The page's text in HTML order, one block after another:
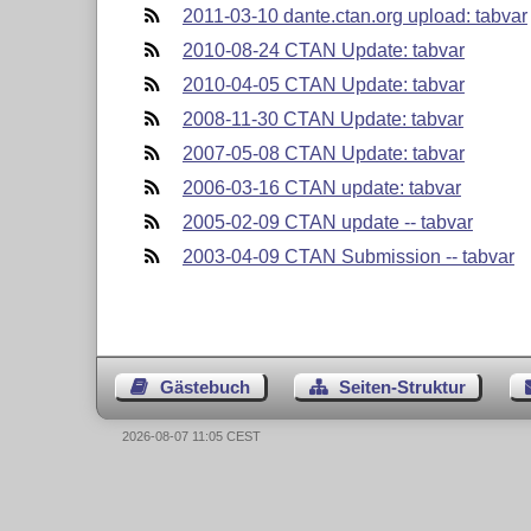
2011-03-10 dante.ctan.org upload: tabvar
2010-08-24 CTAN Update: tabvar
2010-04-05 CTAN Update: tabvar
2008-11-30 CTAN Update: tabvar
2007-05-08 CTAN Update: tabvar
2006-03-16 CTAN update: tabvar
2005-02-09 CTAN update -- tabvar
2003-04-09 CTAN Submission -- tabvar
Gästebuch Seiten-Struktur
2026-08-07 11:05 CEST